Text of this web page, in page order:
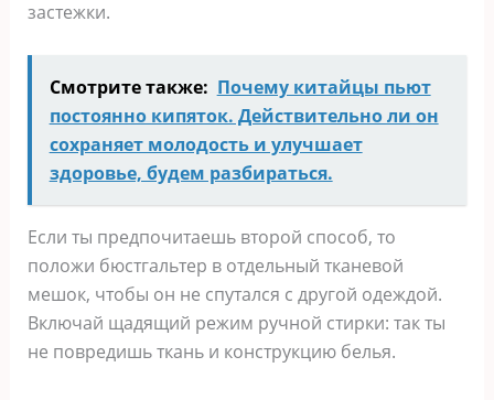
застежки.
Смотрите также: Почему китайцы пьют
постоянно кипяток. Действительно ли он
сохраняет молодость и улучшает
здоровье, будем разбираться.
Если ты предпочитаешь второй способ, то
положи бюстгальтер в отдельный тканевой
мешок, чтобы он не спутался с другой одеждой.
Включай щадящий режим ручной стирки: так ты
не повредишь ткань и конструкцию белья.